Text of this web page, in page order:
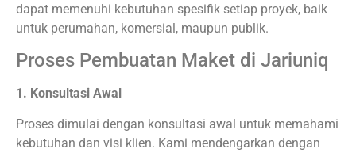
dapat memenuhi kebutuhan spesifik setiap proyek, baik
untuk perumahan, komersial, maupun publik.
Proses Pembuatan Maket di Jariuniq
1. Konsultasi Awal
Proses dimulai dengan konsultasi awal untuk memahami
kebutuhan dan visi klien. Kami mendengarkan dengan